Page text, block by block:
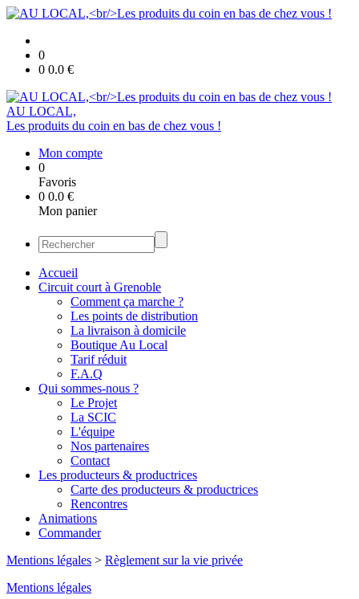
0
0 0.0 €
AU LOCAL,
Les produits du coin en bas de chez vous !
Mon compte
0
Favoris
0 0.0 €
Mon panier
Accueil
Circuit court à Grenoble
Comment ça marche ?
Les points de distribution
La livraison à domicile
Boutique Au Local
Tarif réduit
F.A.Q
Qui sommes-nous ?
Le Projet
La SCIC
L'équipe
Nos partenaires
Contact
Les producteurs & productrices
Carte des producteurs & productrices
Rencontres
Animations
Commander
Mentions légales > Règlement sur la vie privée
Mentions légales